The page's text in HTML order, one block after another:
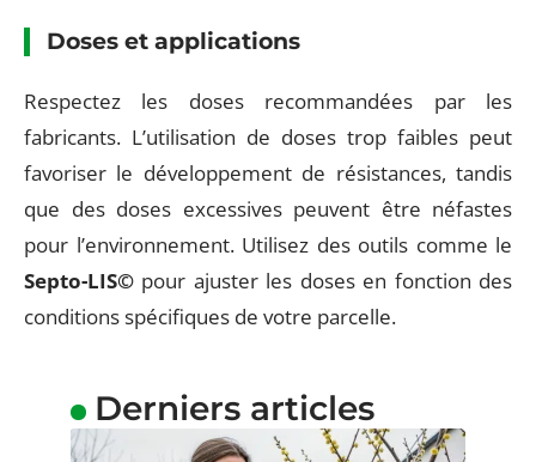
Doses et applications
Respectez les doses recommandées par les
fabricants. L’utilisation de doses trop faibles peut
favoriser le développement de résistances, tandis
que des doses excessives peuvent être néfastes
pour l’environnement. Utilisez des outils comme le
Septo-LIS© pour ajuster les doses en fonction des
conditions spécifiques de votre parcelle.
Derniers articles